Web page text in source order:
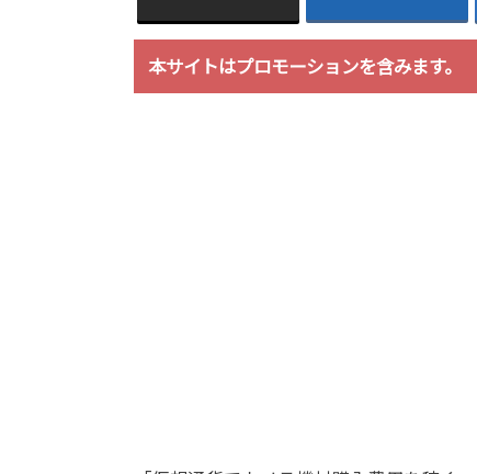
本サイトはプロモーションを含みます。